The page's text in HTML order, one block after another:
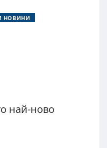
НОВИНИ
най-ново